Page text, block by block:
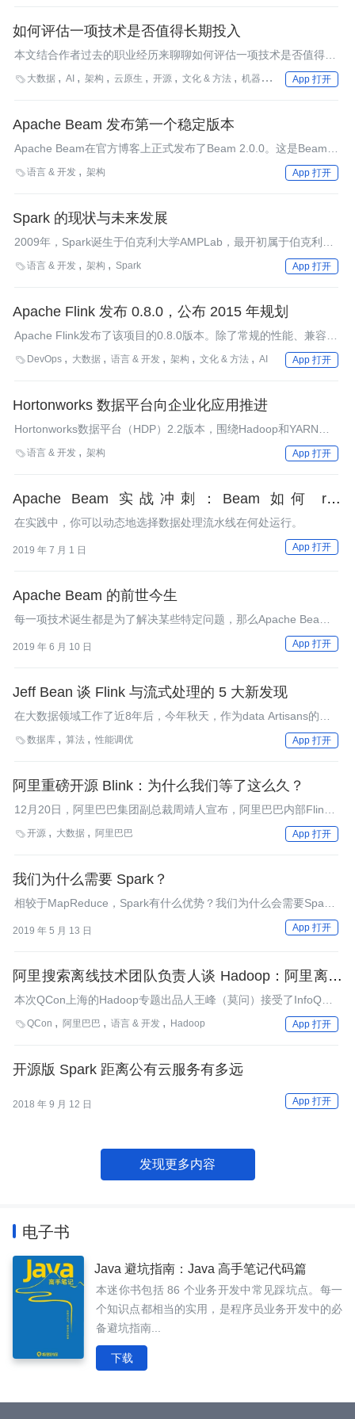
如何评估一项技术是否值得长期投入
本文结合作者过去的职业经历来聊聊如何评估一项技术是否值得学
习。
 大数据 AI 架构 云原生 开源 文化 & 方法 机器学习 阿里巴巴
App 打开
Apache Beam 发布第一个稳定版本
Apache Beam在官方博客上正式发布了Beam 2.0.0。这是Beam有
史以来的第一个稳定版本，根据Beam社区的声明，Beam意欲为
未来版本发布保持API的稳定性，并让Beam适用于企业的部署。
语言 & 开发 架构 App 打开
Spark 的现状与未来发展
2009年，Spark诞生于伯克利大学AMPLab，最开初属于伯克利大
学的研究性项目。它于2010年正式开源，并于2013年成为了
Aparch基金项目，并于2014年成为Aparch基金的顶级项目，整个
语言 & 开发 架构 Spark App 打开
Apache Flink 发布 0.8.0，公布 2015 年规划
Apache Flink发布了该项目的0.8.0版本。除了常规的性能、兼容性
和稳定性方面的改进之外，这一版本增加了一个流式数据的Scala
API，填补目前为止仍然缺乏的流式数据处理的能力。在大概9个月
目。
 DevOps 大数据 语言 & 开发 架构 文化 & 方法 AI App 打开
Hortonworks 数据平台向企业化应用推进
Hortonworks数据平台（HDP）2.2版本，围绕Hadoop和YARN，
对一些企业化特性，如安全性，合规性等，提供了更好的支持。
语言 & 开发 架构 App 打开
Apache Beam 实战冲刺：Beam 如何 run
everywhere?
在实践中，你可以动态地选择数据处理流水线在何处运行。
2019 年 7 月 1 日 App 打开
Apache Beam 的前世今生
每一项技术诞生都是为了解决某些特定问题，那么Apache Beam
2019 年 6 月 10 日 App 打开
Jeff Bean 谈 Flink 与流式处理的 5 大新发现
在大数据领域工作了近8年后，今年秋天，作为data Artisans的技
术布道师，我在Apache Flink社区变得越来越活跃。
数据库 算法 性能调优 App 打开
阿里重磅开源 Blink：为什么我们等了这么久？
12月20日，阿里巴巴集团副总裁周靖人宣布，阿里巴巴内部Flink
版本Blink将于2019年1月正式开源！阿里希望通过Blink开源进一步
加深与Flink社区的联动，并推动国内更多中小型企业使用Flink。
开源 大数据 阿里巴巴 App 打开
我们为什么需要 Spark？
相较于MapReduce，Spark有什么优势？我们为什么会需要Spark
2019 年 5 月 13 日 App 打开
阿里搜索离线技术团队负责人谈 Hadoop：阿里离线
平台、YARN 和 iStream
本次QCon上海的Hadoop专题出品人王峰（莫问）接受了InfoQ邮
件采访，谈到自己在阿里的工作，YARN的优势以及Stream和
QCon 阿里巴巴 语言 & 开发 Hadoop App 打开
开源版 Spark 距离公有云服务有多远
2018 年 9 月 12 日 App 打开
发现更多内容
电子书
Java 避坑指南：Java 高手笔记代码篇
本迷你书包括 86 个业务开发中常见踩坑点。每一
个知识点都相当的实用，是程序员业务开发中的必
备避坑指南...
下载